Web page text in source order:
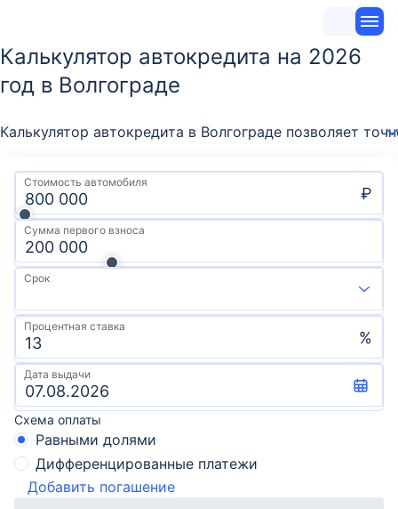
Калькулятор автокредита на 2026
год в Волгограде
Калькулятор автокредита в Волгограде позволяет
Стоимость автомобиля
₽
Сумма первого взноса
Срок
Процентная ставка
%
Дата выдачи
Схема оплаты
Равными долями
Дифференцированные платежи
Добавить погашение